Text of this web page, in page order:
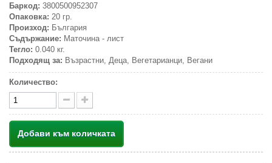
Баркод: 3800500952307
Опаковка: 20 гр.
Произход: България
Съдържание: Маточина - лист
Тегло: 0.040 кг.
Подходящ за: Възрастни, Деца, Вегетарианци, Вегани
Количество:
Добави към количката